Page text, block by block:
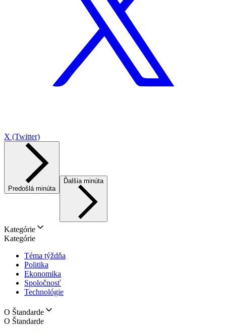
X (Twitter)
Predošlá minúta
Ďalšia minúta
Kategórie
Kategórie
Téma týždňa
Politika
Ekonomika
Spoločnosť
Technológie
O Štandarde
O Štandarde